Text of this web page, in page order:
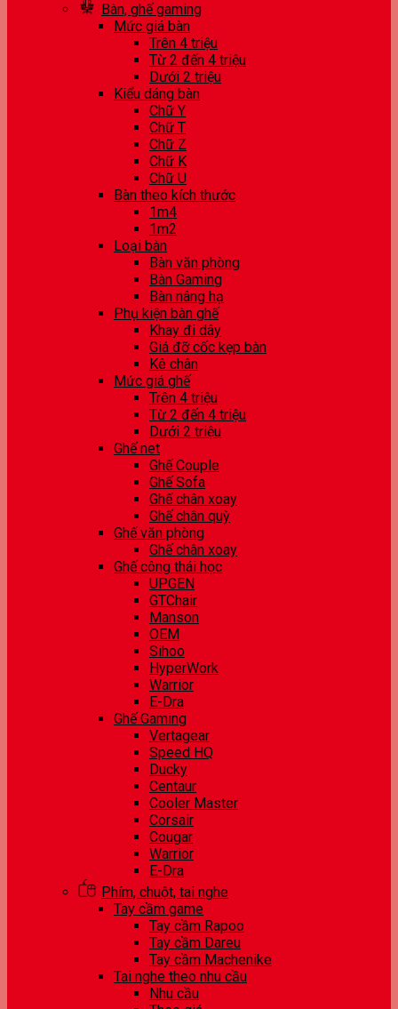
Bàn, ghế gaming
Mức giá bàn
Trên 4 triệu
Từ 2 đến 4 triệu
Dưới 2 triệu
Kiểu dáng bàn
Chữ Y
Chữ T
Chữ Z
Chữ K
Chữ U
Bàn theo kích thước
1m4
1m2
Loại bàn
Bàn văn phòng
Bàn Gaming
Bàn nâng hạ
Phụ kiện bàn ghế
Khay đi dây
Giá đỡ cốc kẹp bàn
Kê chân
Mức giá ghế
Trên 4 triệu
Từ 2 đến 4 triệu
Dưới 2 triệu
Ghế net
Ghế Couple
Ghế Sofa
Ghế chân xoay
Ghế chân quỳ
Ghế văn phòng
Ghế chân xoay
Ghế công thái học
UPGEN
GTChair
Manson
OEM
Sihoo
HyperWork
Warrior
E-Dra
Ghế Gaming
Vertagear
Speed HQ
Ducky
Centaur
Cooler Master
Corsair
Cougar
Warrior
E-Dra
Phím, chuột, tai nghe
Tay cầm game
Tay cầm Rapoo
Tay cầm Dareu
Tay cầm Machenike
Tai nghe theo nhu cầu
Nhu cầu